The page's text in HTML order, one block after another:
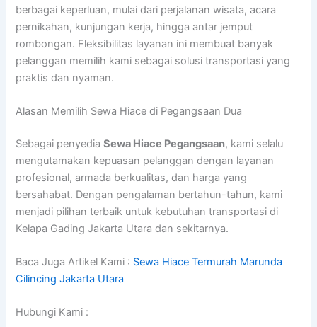
berbagai keperluan, mulai dari perjalanan wisata, acara
pernikahan, kunjungan kerja, hingga antar jemput
rombongan. Fleksibilitas layanan ini membuat banyak
pelanggan memilih kami sebagai solusi transportasi yang
praktis dan nyaman.
Alasan Memilih Sewa Hiace di Pegangsaan Dua
Sebagai penyediaSewa Hiace Pegangsaan, kami selalu
mengutamakan kepuasan pelanggan dengan layanan
profesional, armada berkualitas, dan harga yang
bersahabat. Dengan pengalaman bertahun-tahun, kami
menjadi pilihan terbaik untuk kebutuhan transportasi di
Kelapa Gading Jakarta Utara dan sekitarnya.
Baca Juga Artikel Kami : Sewa Hiace Termurah Marunda
Cilincing Jakarta Utara
Hubungi Kami :